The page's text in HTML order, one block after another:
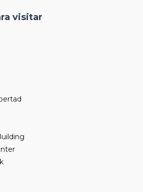
visitar